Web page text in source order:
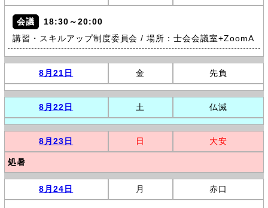
会議
18:30～20:00
講習・スキルアップ制度委員会 / 場所：士会会議室+ZoomA
8月21日 金 先負
8月22日 土 仏滅
8月23日 日 大安
処暑
8月24日 月 赤口